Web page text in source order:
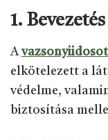
1. Bevezetés
A
elkötelezett a
védelme,
biztosítása